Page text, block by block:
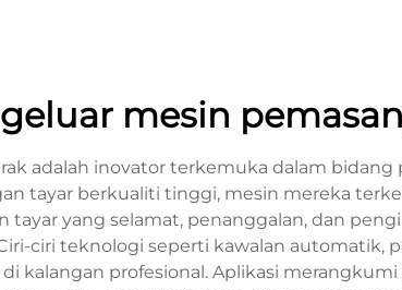
mesin
adalah inovator terkemuka dalam
tayar berkualiti tinggi, mesin mereka
tayar yang selamat, penanggalan, dan
ciri teknologi seperti kawalan
kalangan profesional. Aplikasi